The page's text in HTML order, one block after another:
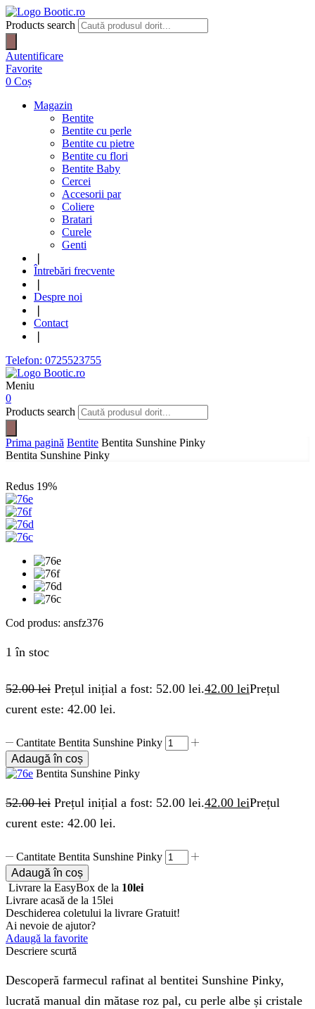
Products search
Autentificare
Favorite
0 Coș
Magazin
Bentite
Bentite cu perle
Bentite cu pietre
Bentite cu flori
Bentite Baby
Cercei
Accesorii par
Coliere
Bratari
Curele
Genti
Întrebări frecvente
Despre noi
Contact
Telefon: 0725523755
Meniu
0
Products search
Prima pagină Bentite Bentita Sunshine Pinky
Bentita Sunshine Pinky
Redus 19%
Cod produs: ansfz376
1 în stoc
52.00lei Prețul inițial a fost: 52.00 lei.42.00 leiPrețul
curent este: 42.00 lei.
Cantitate Bentita Sunshine Pinky
Adaugă în coș
Bentita Sunshine Pinky
52.00lei Prețul inițial a fost: 52.00 lei.42.00 leiPrețul
curent este: 42.00 lei.
Cantitate Bentita Sunshine Pinky
Adaugă în coș
Livrare la EasyBox de la 10lei
Livrare acasă de la 15lei
Deschiderea coletului la livrare Gratuit!
Ai nevoie de ajutor?
Adaugă la favorite
Descriere scurtă
Descoperă farmecul rafinat al bentitei Sunshine Pinky,
lucrată manual din mătase roz pal, cu perle albe și cristale